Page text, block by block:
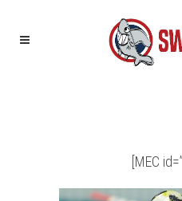
[MEC